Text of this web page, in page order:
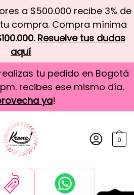
a $500.000 recibe 3% de
compra. Compra mínima
Resuelve tus dudas
aquí
tu pedido en Bogotá
recibes ese mismo día.
ya!
0